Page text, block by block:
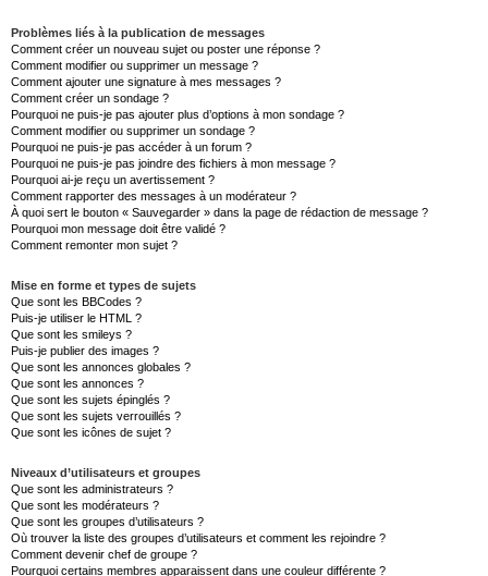
Problèmes liés à la publication de messages
Comment créer un nouveau sujet ou poster une réponse ?
Comment modifier ou supprimer un message ?
Comment ajouter une signature à mes messages ?
Comment créer un sondage ?
Pourquoi ne puis-je pas ajouter plus d’options à mon sondage ?
Comment modifier ou supprimer un sondage ?
Pourquoi ne puis-je pas accéder à un forum ?
Pourquoi ne puis-je pas joindre des fichiers à mon message ?
Pourquoi ai-je reçu un avertissement ?
Comment rapporter des messages à un modérateur ?
À quoi sert le bouton « Sauvegarder » dans la page de rédaction de message ?
Pourquoi mon message doit être validé ?
Comment remonter mon sujet ?
Mise en forme et types de sujets
Que sont les BBCodes ?
Puis-je utiliser le HTML ?
Que sont les smileys ?
Puis-je publier des images ?
Que sont les annonces globales ?
Que sont les annonces ?
Que sont les sujets épinglés ?
Que sont les sujets verrouillés ?
Que sont les icônes de sujet ?
Niveaux d’utilisateurs et groupes
Que sont les administrateurs ?
Que sont les modérateurs ?
Que sont les groupes d’utilisateurs ?
Où trouver la liste des groupes d’utilisateurs et comment les rejoindre ?
Comment devenir chef de groupe ?
Pourquoi certains membres apparaissent dans une couleur différente ?